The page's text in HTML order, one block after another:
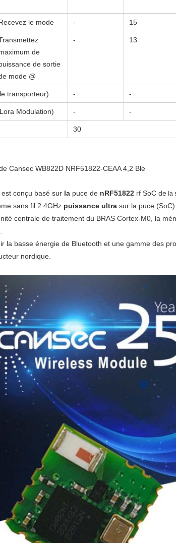
le mode - 15
de
de sortie
mode @
- 13
transporteur) - -
Modulation) - -
30
Cansec WB822D NRF51822-CEAA 4,2 Ble
conçu basé sur la puce de nRF51822 rf SoC de la
sans fil 2.4GHz puissance ultra sur la puce
centrale de traitement du BRAS Cortex-M0, la
la basse énergie de Bluetooth et une gamme des
nordique.